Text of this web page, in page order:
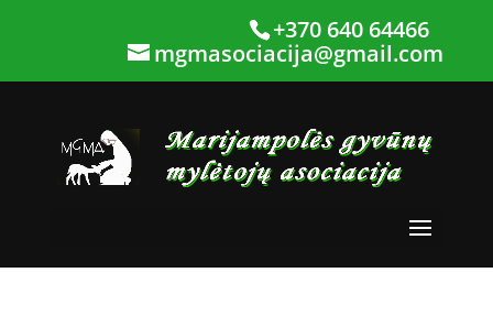
+370 640 64466
mgmasociacija@gmail.com